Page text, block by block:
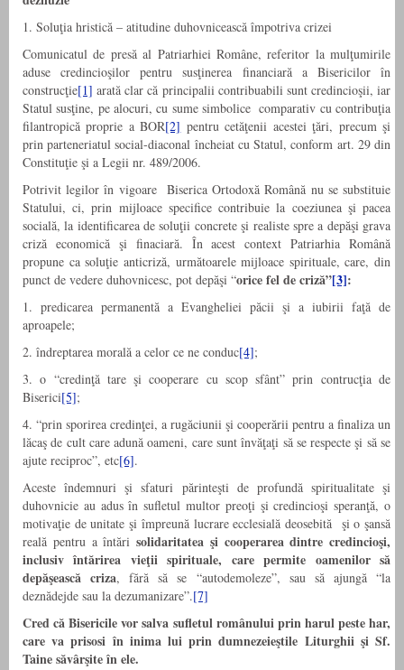
1. Soluţia hristică – atitudine duhovnicească împotriva crizei
Comunicatul de presă al Patriarhiei Române, referitor la mulţumirile
aduse credincioşilor pentru susţinerea financiară a Bisericilor în
construcţie[1] arată clar că principalii contribuabili sunt credincioşii, iar
Statul susţine, pe alocuri, cu sume simbolice comparativ cu contribuţia
filantropică proprie a BOR[2] pentru cetăţenii acestei ţări, precum şi
prin parteneriatul social-diaconal încheiat cu Statul, conform art. 29 din
Constituţie şi a Legii nr. 489/2006.
Potrivit legilor în vigoare Biserica Ortodoxă Română nu se substituie
Statului, ci, prin mijloace specifice contribuie la coeziunea şi pacea
socială, la identificarea de soluţii concrete şi realiste spre a depăşi grava
criză economică şi finaciară. În acest context Patriarhia Română
propune ca soluţie anticriză, următoarele mijloace spirituale, care, din
punct de vedere duhovnicesc, pot depăşi “orice fel de criză”[3]:
1. predicarea permanentă a Evangheliei păcii şi a iubirii faţă de
aproapele;
2. îndreptarea morală a celor ce ne conduc[4];
3. o “credinţă tare şi cooperare cu scop sfânt” prin contrucţia de
Biserici[5];
4. “prin sporirea credinţei, a rugăciunii şi cooperării pentru a finaliza un
lăcaş de cult care adună oameni, care sunt învăţaţi să se respecte şi să se
ajute reciproc”, etc[6].
Aceste îndemnuri şi sfaturi părinteşti de profundă spiritualitate şi
duhovnicie au adus în sufletul multor preoţi şi credincioşi speranţă, o
motivaţie de unitate şi împreună lucrare ecclesială deosebită şi o şansă
reală pentru a întări solidaritatea şi cooperarea dintre credincioşi,
inclusiv întărirea vieţii spirituale, care permite oamenilor să
depăşească criza, fără să se “autodemoleze”, sau să ajungă “la
deznădejde sau la dezumanizare”.[7]
Cred că Bisericile vor salva sufletul românului prin harul peste har,
care va prisosi în inima lui prin dumnezeieştile Liturghii şi Sf.
Taine săvârşite în ele.